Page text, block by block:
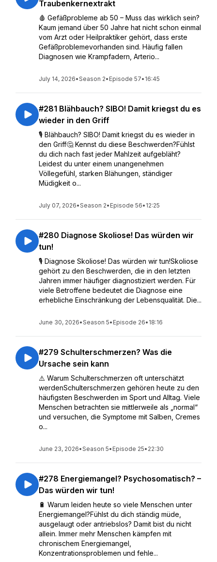
Traubenkernextrakt
🩸 Gefäßprobleme ab 50 – Muss das wirklich sein?
Kaum jemand über 50 Jahre hat nicht schon einmal
vom Arzt oder Heilpraktiker gehört, dass erste
Gefäßproblemevorhanden sind. Häufig fallen
Diagnosen wie Krampfadern, Arterio...
July 14, 2026•Season 2• Episode 57• 16:45
#281 Blähbauch? SIBO! Damit kriegst du es
wieder in den Griff
🎙️ Blähbauch? SIBO! Damit kriegst du es wieder in
den Griff🤔 Kennst du diese Beschwerden?Fühlst
du dich nach fast jeder Mahlzeit aufgebläht?
Leidest du unter einem unangenehmen
Völlegefühl, starken Blähungen, ständiger
Müdigkeit o...
July 07, 2026•Season 2• Episode 56• 12:25
#280 Diagnose Skoliose! Das würden wir
tun!
🎙️ Diagnose Skoliose! Das würden wir tun!Skoliose
gehört zu den Beschwerden, die in den letzten
Jahren immer häufiger diagnostiziert werden. Für
viele Betroffene bedeutet die Diagnose eine
erhebliche Einschränkung der Lebensqualität. Die...
June 30, 2026•Season 5• Episode 26• 18:16
#279 Schulterschmerzen? Was die
Ursache sein kann
⚠️ Warum Schulterschmerzen oft unterschätzt
werdenSchulterschmerzen gehören heute zu den
häufigsten Beschwerden im Sport und Alltag. Viele
Menschen betrachten sie mittlerweile als „normal“
und versuchen, die Symptome mit Salben, Cremes
o...
June 23, 2026•Season 5• Episode 25• 22:30
#278 Energiemangel? Psychosomatisch? –
Das würden wir tun!
🔋 Warum leiden heute so viele Menschen unter
Energiemangel?Fühlst du dich ständig müde,
ausgelaugt oder antriebslos? Damit bist du nicht
allein. Immer mehr Menschen kämpfen mit
chronischem Energiemangel,
Konzentrationsproblemen und fehle...